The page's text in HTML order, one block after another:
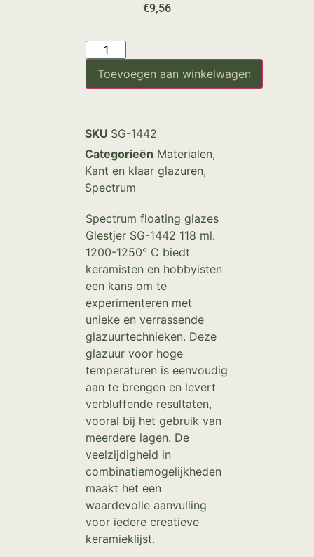
€9,56
Toevoegen aan winkelwagen
SKU SG-1442
Categorieën Materialen,
Kant en klaar glazuren,
Spectrum
Spectrum floating glazes
Glestjer SG-1442 118 ml.
1200-1250° C biedt
keramisten en hobbyisten
een kans om te
experimenteren met
unieke en verrassende
glazuurtechnieken. Deze
glazuur voor hoge
temperaturen is eenvoudig
aan te brengen en levert
verbluffende resultaten,
vooral bij het gebruik van
meerdere lagen. De
veelzijdigheid in
combinatiemogelijkheden
maakt het een
waardevolle aanvulling
voor iedere creatieve
keramieklijst.